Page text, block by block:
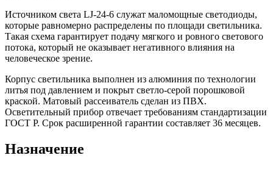
Источником света LJ-24-6 служат маломощные светодиоды,
которые равномерно распределены по площади светильника.
Такая схема гарантирует подачу мягкого и ровного светового
потока, который не оказывает негативного влияния на
человеческое зрение.
Корпус светильника выполнен из алюминия по технологии
литья под давлением и покрыт светло-серой порошковой
краской. Матовый рассеиватель сделан из ПВХ.
Осветительный прибор отвечает требованиям стандартизации
ГОСТ Р. Срок расширенной гарантии составляет 36 месяцев.
Назначение